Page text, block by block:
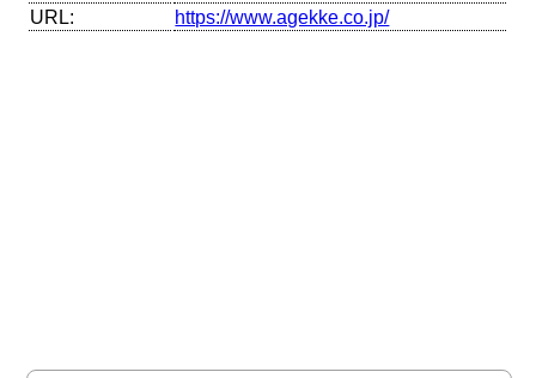
URL:
https://www.agekke.co.jp/